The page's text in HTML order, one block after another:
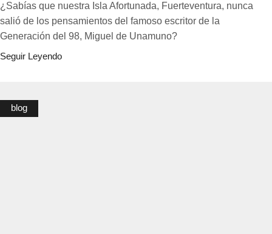
¿Sabías que nuestra Isla Afortunada, Fuerteventura, nunca
salió de los pensamientos del famoso escritor de la
Generación del 98, Miguel de Unamuno?
Seguir Leyendo
blog